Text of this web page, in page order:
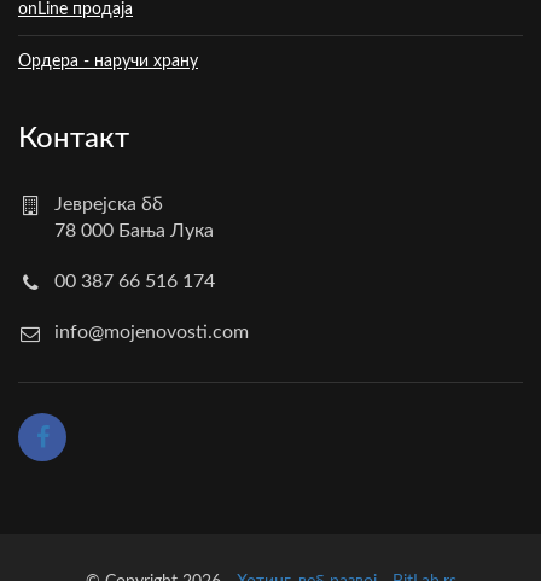
onLine продаја
Ордера - наручи храну
Контакт
Јеврејска бб
78 000 Бања Лука
00 387 66 516 174
info@mojenovosti.com